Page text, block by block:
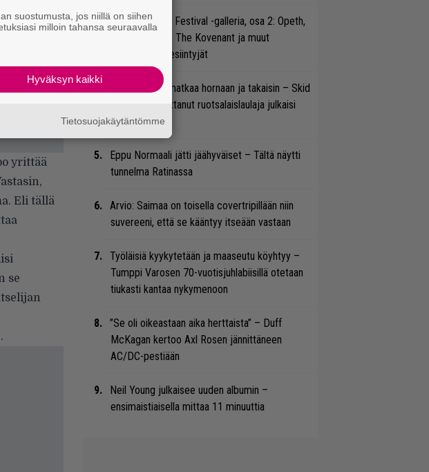
yrittää
Eli tällä
se
Hellsinki Metal Festival -galleria, osa 2: Opeth,
Paradise Lost, The Kovenant ja muut
päätöspäivän esiintyjät
Erik Grönwall matkaa hornaan ja takaisin – Skid
Row’ssa vaikuttanut ruotsalaislaulaja julkaisi
uuden videon
Eppu Normaali jätti jäähyväiset – Tältä näytti
tunnelma Ratinassa
Arvio: Saimaa on toisella covertripillään niin
suvereeni, että se kääntyy itseään vastaan
Työläisiä kyykytetään ja maaseutu köyhtyy –
Tumppi Varosen 70-vuotisjuhlabiisillä otetaan
tiukasti kantaa nykymenoon
”Se oli oikeastaan aika herttaista” – Duff
McKagan kertoo Axl Rosen jännittäneen
AC/DC-pestiään
Neil Young julkaisee uuden albumin –
ensimaistiaisella mittaa 11 minuuttia
suostumusta, jos niillä on siihen
milloin tahansa seuraavalla
Hyväksyn kaikki
Tietosuojakäytäntömme